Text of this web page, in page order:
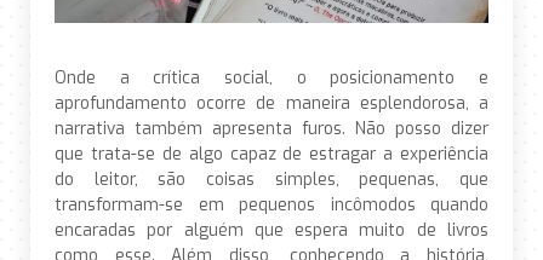
Onde a crítica social, o posicionamento e
aprofundamento ocorre de maneira esplendorosa, a
narrativa também apresenta furos. Não posso dizer
que trata-se de algo capaz de estragar a experiência
do leitor, são coisas simples, pequenas, que
transformam-se em pequenos incômodos quando
encaradas por alguém que espera muito de livros
como esse. Além disso, conhecendo a história,